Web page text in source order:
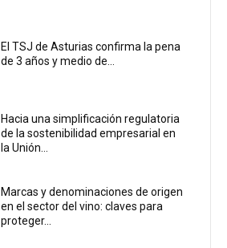
El TSJ de Asturias confirma la pena
de 3 años y medio de...
Hacia una simplificación regulatoria
de la sostenibilidad empresarial en
la Unión...
Marcas y denominaciones de origen
en el sector del vino: claves para
proteger...